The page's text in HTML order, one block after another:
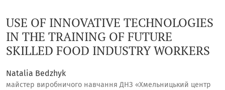
USE OF INNOVATIVE TECHNOLOGIES
IN THE TRAINING OF FUTURE
SKILLED FOOD INDUSTRY WORKERS
Natalia Bedzhyk
майстер виробничого навчання ДНЗ «Хмельницький центр